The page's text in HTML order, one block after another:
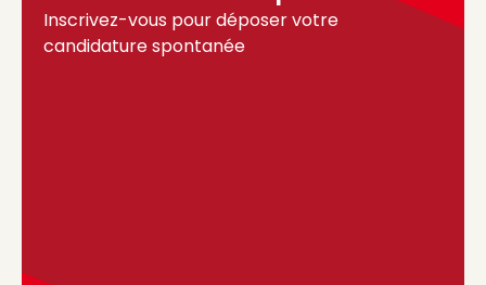
Inscrivez-vous pour déposer votre
candidature spontanée